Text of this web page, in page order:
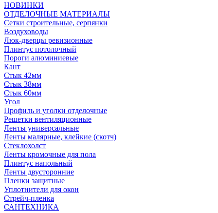
НОВИНКИ
ОТДЕЛОЧНЫЕ МАТЕРИАЛЫ
Сетки строительные, серпянки
Воздуховоды
Люк-дверцы ревизионные
Плинтус потолочный
Пороги алюминиевые
Кант
Стык 42мм
Стык 38мм
Стык 60мм
Угол
Профиль и уголки отделочные
Решетки вентиляционные
Ленты универсальные
Ленты малярные, клейкие (скотч)
Стеклохолст
Ленты кромочные для пола
Плинтус напольный
Ленты двусторонние
Пленки защитные
Уплотнители для окон
Стрейч-пленка
САНТЕХНИКА